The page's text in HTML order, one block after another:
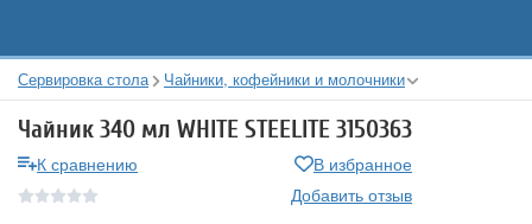
Сервировка стола Чайники, кофейники и молочники
Чайник 340 мл WHITE STEELITE 3150363
К сравнению
В избранное
Добавить отзыв